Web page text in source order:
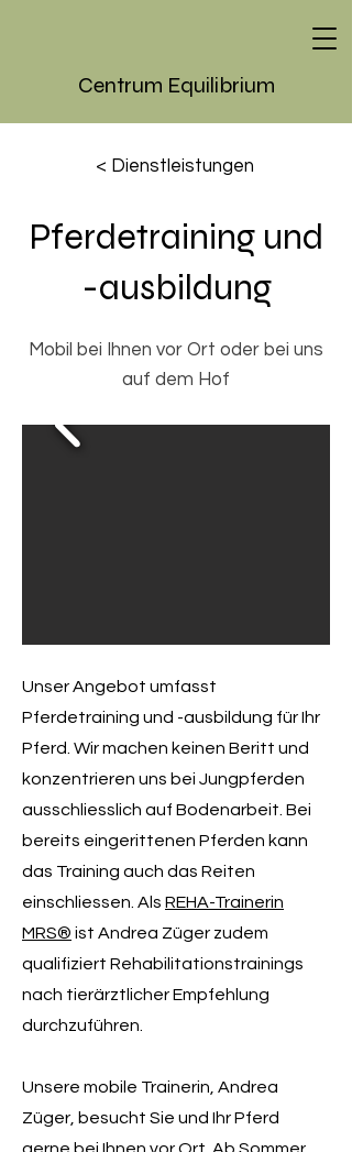
Centrum Equilibrium
< Dienstleistungen
Pferdetraining und
-ausbildung
Mobil bei Ihnen vor Ort oder bei uns
auf dem Hof
Unser Angebot umfasst
Pferdetraining und -ausbildung für Ihr
Pferd. Wir machen keinen Beritt und
konzentrieren uns bei Jungpferden
ausschliesslich auf Bodenarbeit. Bei
bereits eingerittenen Pferden kann
das Training auch das Reiten
einschliessen. Als REHA-Trainerin
MRS® ist Andrea Züger zudem
qualifiziert Rehabilitationstrainings
nach tierärztlicher Empfehlung
durchzuführen.
Unsere mobile Trainerin, Andrea
Züger, besucht Sie und Ihr Pferd